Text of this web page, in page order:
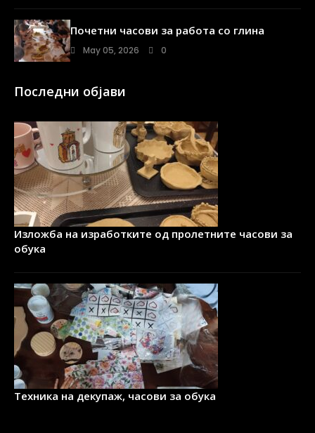
Почетни часови за работа со глина
May 05, 2026 0
Последни објави
Изложба на изработките од пролетните часови за
обука
Техника на декупаж, часови за обука